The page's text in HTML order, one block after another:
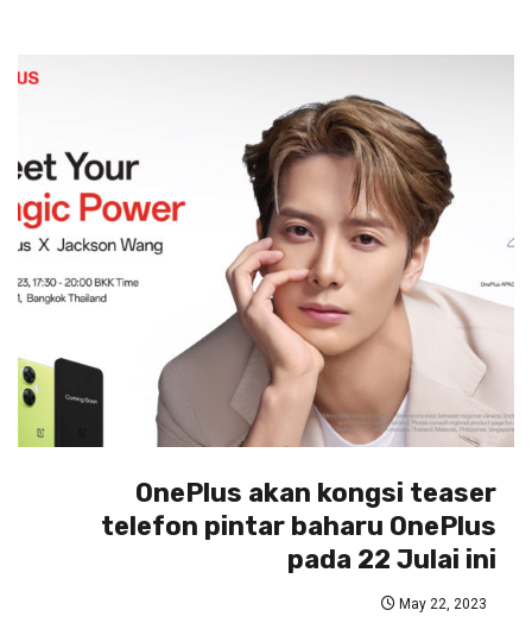
OnePlus akan kongsi teaser
telefon pintar baharu OnePlus
pada 22 Julai ini
May 22, 2023